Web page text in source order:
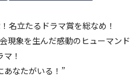
名立たるドラマ賞を総なめ！
現象を生んだ感動のヒューマンド
マ！
あなたがいる！”